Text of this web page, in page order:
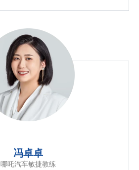
冯卓卓
哪吒汽车敏捷教练